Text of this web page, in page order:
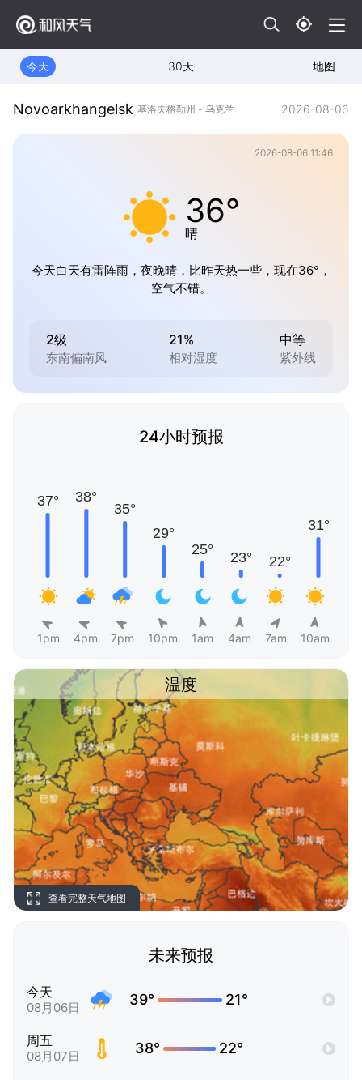
今天 30天 地图
Novoarkhangelsk 基洛夫格勒州 - 乌克兰 2026-08-06
2026-08-06 11:46
36°
晴
今天白天有雷阵雨，夜晚晴，比昨天热一些，现在36°，
空气不错。
2级
东南偏南风
21%
相对湿度
中等
紫外线
24小时预报
1pm 4pm 7pm 10pm 1am 4am 7am 10am
温度
查看完整天气地图
未来预报
今天
08月06日 39° 21°
周五
08月07日 38° 22°